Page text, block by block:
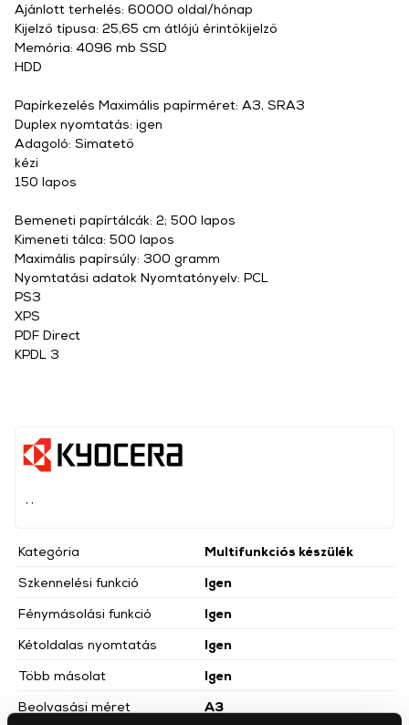
Kategória
Multifunkciós készülék
Szkennelési funkció
Igen
Fénymásolási funkció
Igen
Kétoldalas nyomtatás
Igen
Több másolat
Igen
Beolvasási méret
A3
Ajánlott terhelés: 60000 oldal/hónap
Kijelző típusa: 25,65 cm átlójú érintőkijelző
Memória: 4096 mb SSD
HDD
Papírkezelés Maximális papírméret: A3, SRA3
Duplex nyomtatás: igen
Adagoló: Simatető
kézi
150 lapos
Bemeneti papírtálcák: 2; 500 lapos
Kimeneti tálca: 500 lapos
Maximális papírsúly: 300 gramm
Nyomtatási adatok Nyomtatónyelv: PCL
PS3
XPS
PDF Direct
KPDL 3